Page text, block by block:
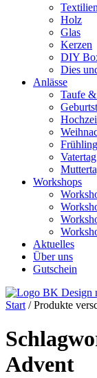
Textilien
Holz
Glas
Kerzen
DIY
Dies
Anlässe
Taufe
Vatertag
Workshops
Aktuelles
Über uns
Gutschein
Start / Produkte
Advent